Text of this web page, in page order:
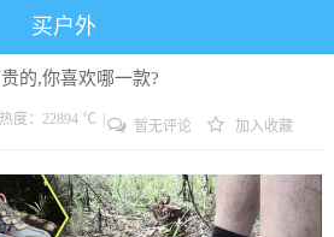
买户外
的,你喜欢哪一款?
热度：22894 ℃ 暂无评论 加入收藏